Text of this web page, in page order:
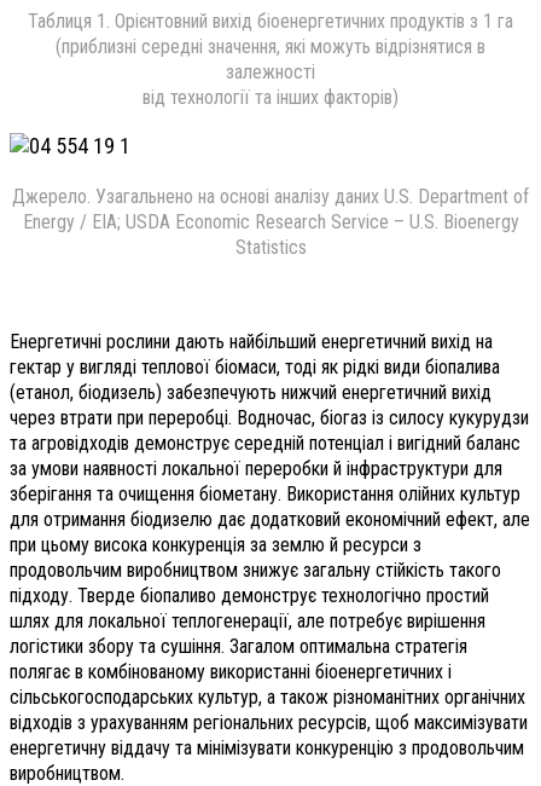
Таблиця 1. Орієнтовний вихід біоенергетичних продуктів з 1 га
(приблизні середні значення, які можуть відрізнятися в
залежності
від технології та інших факторів)
Джерело. Узагальнено на основі аналізу даних U.S. Department of
Energy / EIA; USDA Economic Research Service – U.S. Bioenergy
Statistics
Енергетичні рослини дають найбільший енергетичний вихід на
гектар у вигляді теплової біомаси, тоді як рідкі види біопалива
(етанол, біодизель) забезпечують нижчий енергетичний вихід
через втрати при переробці. Водночас, біогаз із силосу кукурудзи
та агровідходів демонструє середній потенціал і вигідний баланс
за умови наявності локальної переробки й інфраструктури для
зберігання та очищення біометану. Використання олійних культур
для отримання біодизелю дає додатковий економічний ефект, але
при цьому висока конкуренція за землю й ресурси з
продовольчим виробництвом знижує загальну стійкість такого
підходу. Тверде біопаливо демонструє технологічно простий
шлях для локальної теплогенерації, але потребує вирішення
логістики збору та сушіння. Загалом оптимальна стратегія
полягає в комбінованому використанні біоенергетичних і
сільськогосподарських культур, а також різноманітних органічних
відходів з урахуванням регіональних ресурсів, щоб максимізувати
енергетичну віддачу та мінімізувати конкуренцію з продовольчим
виробництвом.